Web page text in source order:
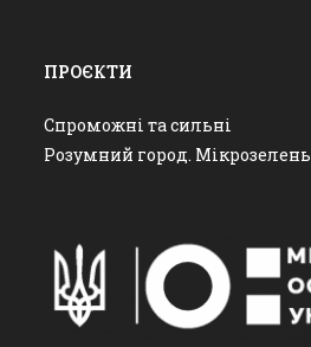
ПРОЄКТИ
Спроможні та сильні
Розумний город. Мікрозелень